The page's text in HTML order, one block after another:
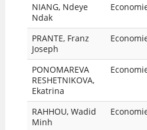
NIANG, Ndeye
Ndak
PRANTE, Franz
Joseph
PONOMAREVA
RESHETNIKOVA,
Ekatrina
RAHHOU, Wadid
Minh